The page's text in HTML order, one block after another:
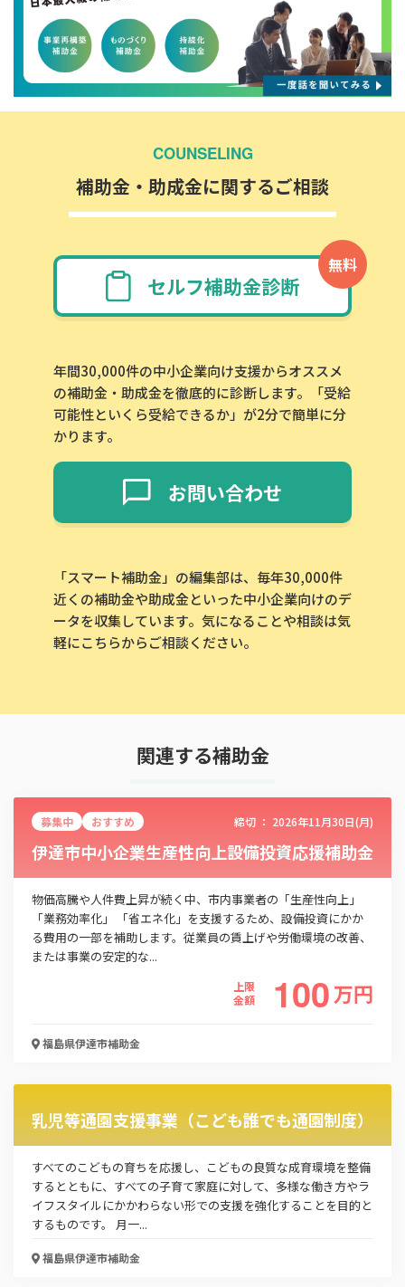
この補助金の情報をPDFダウンロード
有機JAS認証取得等支援事業（輸出向け）
COUNSELING
補助金・助成金に関するご相談
無料
セルフ補助金診断
年間30,000件の中小企業向け支援からオススメ
の補助金・助成金を徹底的に診断します。「受給
可能性といくら受給できるか」が2分で簡単に分
かります。
お問い合わせ
「スマート補助金」の編集部は、毎年30,000件
近くの補助金や助成金といった中小企業向けのデ
ータを収集しています。気になることや相談は気
軽にこちらからご相談ください。
関連する補助金
募集中 おすすめ 締切 ： 2026年11月30日(月)
伊達市中小企業生産性向上設備投資応援補助金
物価高騰や人件費上昇が続く中、市内事業者の「生産性向上」
「業務効率化」 「省エネ化」を支援するため、設備投資にかか
る費用の一部を補助します。従業員の賃上げや労働環境の改善、
または事業の安定的な...
上限
金額
100万円
福島県伊達市補助金
乳児等通園支援事業（こども誰でも通園制度）
すべてのこどもの育ちを応援し、こどもの良質な成育環境を整備
するとともに、すべての子育て家庭に対して、多様な働き方やラ
イフスタイルにかかわらない形での支援を強化することを目的と
するものです。 月一...
福島県伊達市補助金